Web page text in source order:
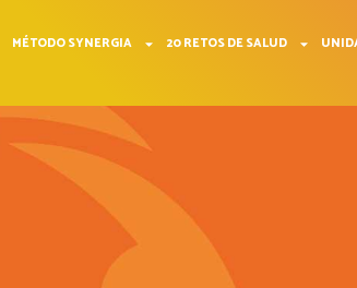
MÉTODO SYNERGIA 20 RETOS DE SALUD